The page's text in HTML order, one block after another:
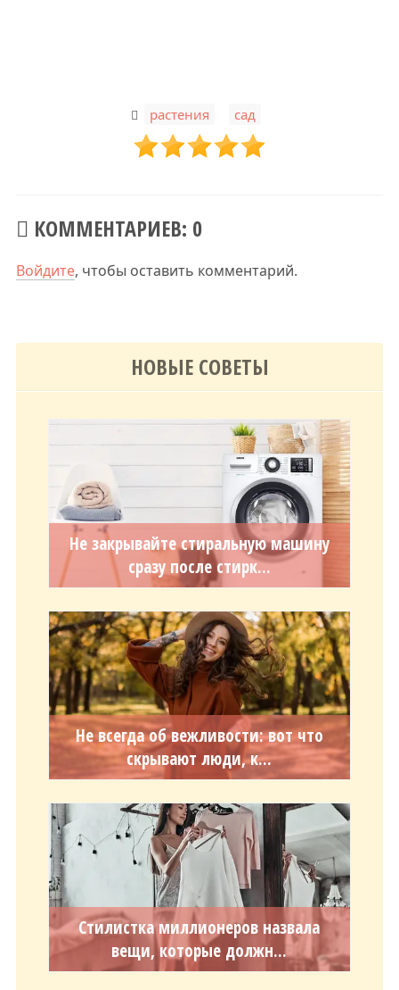
растения сад
КОММЕНТАРИЕВ: 0
Войдите, чтобы оставить комментарий.
НОВЫЕ СОВЕТЫ
Не закрывайте стиральную машину
сразу после стирк...
Не всегда об вежливости: вот что
скрывают люди, к...
Стилистка миллионеров назвала
вещи, которые должн...